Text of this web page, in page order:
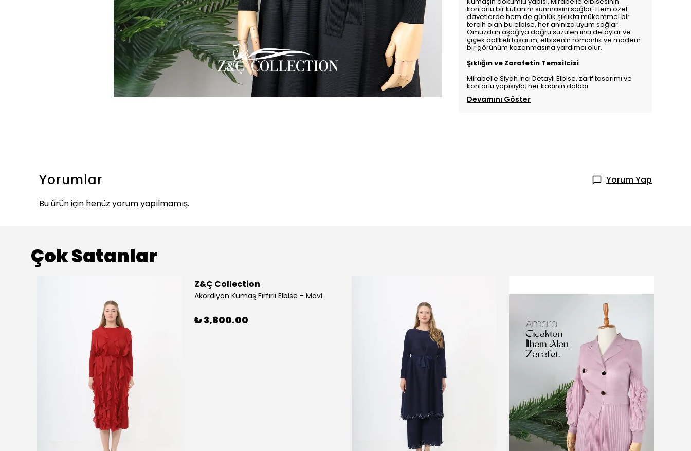
konforlu bir kullanım sunmasını sağlar. Hem özel
davetlerde hem de günlük şıklıkta mükemmel bir
tercih olan bu elbise, her anınıza uyum sağlar.
Omuzdan aşağıya doğru süzülen inci detaylar ve
çiçek aplikeli tasarım, elbisenin romantik ve modern
bir görünüm kazanmasına yardımcı olur.
Şıklığın ve Zarafetin Temsilcisi
Mirabelle Siyah İnci Detaylı Elbise, zarif tasarımı ve
konforlu yapısıyla, her kadının dolabı
Devamını Göster
Yorumlar
Yorum Yap
Bu ürün için henüz yorum yapılmamış.
Çok Satanlar
Z&Ç Collection
Akordiyon Kumaş Fırfırlı Elbise - Mavi
₺ 3,800.00